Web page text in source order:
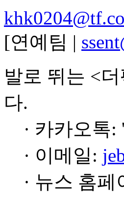
[연예팀 |
발로 뛰는 <
다.
· 카카오톡
· 이메일:
· 뉴스 홈페